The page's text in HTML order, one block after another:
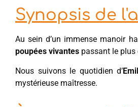
Synopsis de
Au sein d’un immense manoir
poupées vivantes passant le plus
Nous suivons le quotidien d’
mystérieuse maîtresse.